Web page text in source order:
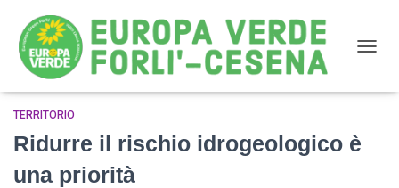
TERRITORIO
Ridurre il rischio idrogeologico è
una priorità